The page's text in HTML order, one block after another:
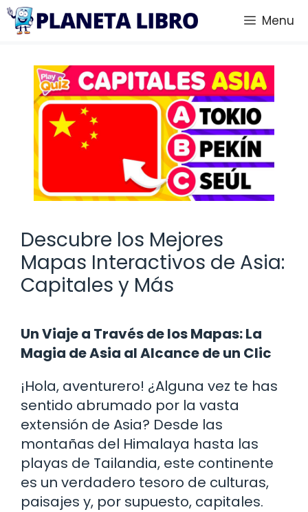
Saltar
Menu
Descubre los Mejores
Mapas Interactivos de Asia:
Capitales y Más
Un Viaje a Través de los Mapas: La
Magia de Asia al Alcance de un Clic
¡Hola, aventurero! ¿Alguna vez te has
sentido abrumado por la vasta
extensión de Asia? Desde las
montañas del Himalaya hasta las
playas de Tailandia, este continente
es un verdadero tesoro de culturas,
paisajes y, por supuesto, capitales.